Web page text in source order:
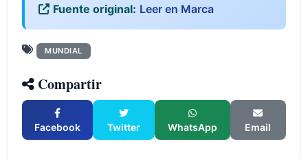
Fuente original: Leer en Marca
MUNDIAL
Compartir
Facebook Twitter WhatsApp Email